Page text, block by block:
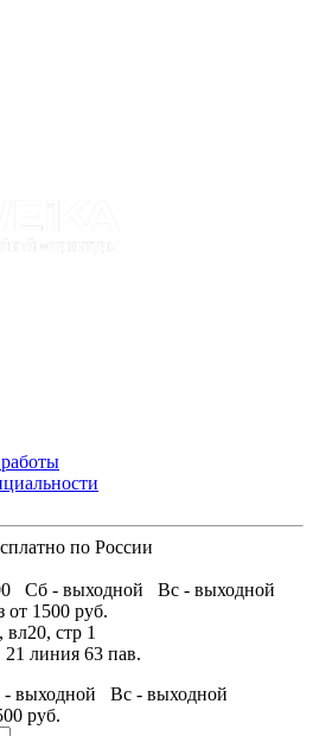
по России
Сб - выходной Вс - выходной
от 1500 руб.
стр 1
линия 63 пав.
- выходной Вс - выходной
руб.